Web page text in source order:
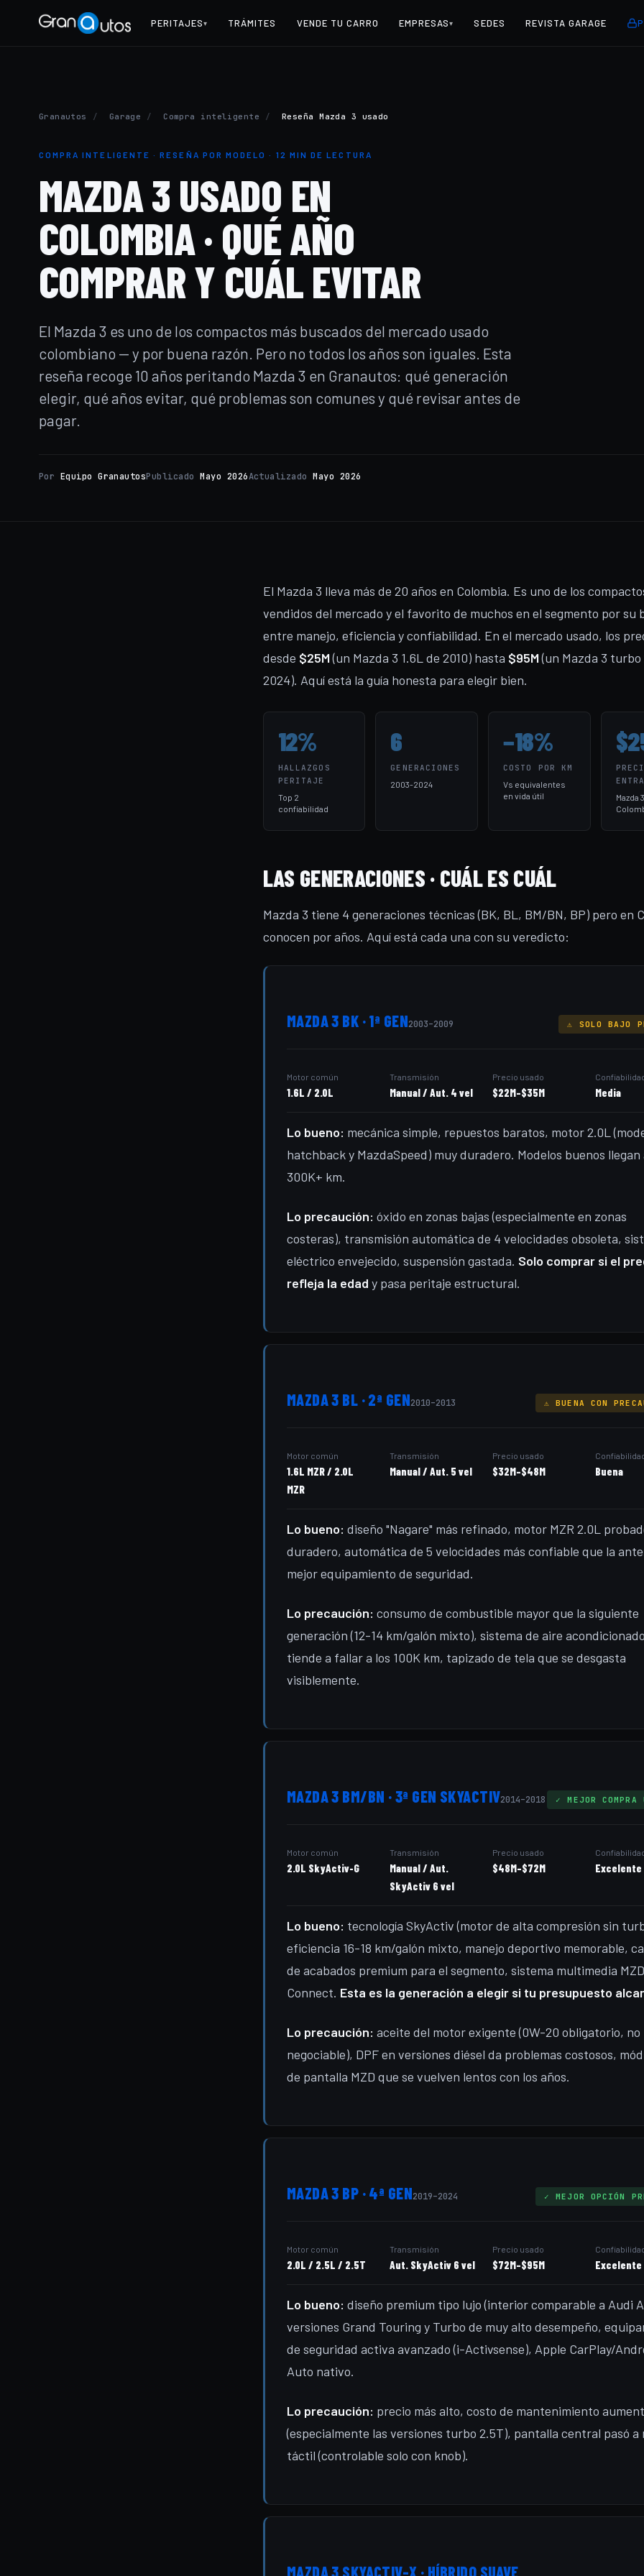
PERITAJES▾ TRÁMITES VENDE TU CARRO EMPRESAS▾ SEDES REVISTA GARAGE
Granautos / Garage / Compra inteligente / Reseña Mazda 3 usado
COMPRA INTELIGENTE · RESEÑA POR MODELO · 12 MIN DE LECTURA
MAZDA 3 USADO EN
COLOMBIA · QUÉ AÑO
COMPRAR Y CUÁL EVITAR
El Mazda 3 es uno de los compactos más buscados del mercado usado
colombiano — y por buena razón. Pero no todos los años son iguales. Esta
reseña recoge 10 años peritando Mazda 3 en Granautos: qué generación
elegir, qué años evitar, qué problemas son comunes y qué revisar antes de
pagar.
Por Equipo GranautosPublicadoMayo 2026ActualizadoMayo 2026
El Mazda 3 lleva más de 20 años en Colombia. Es uno de los
vendidos del mercado y el favorito de muchos en el segmento por su
entre manejo, eficiencia y confiabilidad. En el mercado usado, los
desde $25M(un Mazda 3 1.6L de 2010) hasta $95M(un Mazda 3 turbo
2024). Aquí está la guía honesta para elegir bien.
12%
HALLAZGOS
PERITAJE
Top 2
confiabilidad
6
GENERACIONES
2003-2024
−18%
COSTO POR KM
Vs equivalentes
en vida útil
Mazda
LAS GENERACIONES · CUÁL ES CUÁL
Mazda 3 tiene 4 generaciones técnicas (BK, BL, BM/BN, BP) pero en
conocen por años. Aquí está cada una con su veredicto:
MAZDA 3 BK · 1ª GEN2003–2009 ⚠ SOLO BAJO
Motor común
1.6L / 2.0L
Transmisión
Manual / Aut. 4 vel
Precio usado
$22M–$35M Media
Lo bueno: mecánica simple, repuestos baratos, motor 2.0L
hatchback y MazdaSpeed) muy duradero. Modelos buenos llegan
300K+ km.
Lo precaución: óxido en zonas bajas (especialmente en zonas
costeras), transmisión automática de 4 velocidades obsoleta,
eléctrico envejecido, suspensión gastada. Solo comprar si el
refleja la edad y pasa peritaje estructural.
MAZDA 3 BL · 2ª GEN2010–2013 ⚠ BUENA CON
Motor común
1.6L MZR / 2.0L
MZR
Transmisión
Manual / Aut. 5 vel
Precio usado
$32M–$48M Buena
Lo bueno: diseño "Nagare" más refinado, motor MZR 2.0L
duradero, automática de 5 velocidades más confiable que la
mejor equipamiento de seguridad.
Lo precaución: consumo de combustible mayor que la siguiente
generación (12-14 km/galón mixto), sistema de aire acondicionado
tiende a fallar a los 100K km, tapizado de tela que se desgasta
visiblemente.
MAZDA 3 BM/BN · 3ª GEN SKYACTIV2014–2018 ✓ MEJOR COMPRA
Motor común
2.0L SkyActiv-G
Transmisión
Manual / Aut.
SkyActiv 6 vel
Precio usado
$48M–$72M Excelente
Lo bueno: tecnología SkyActiv (motor de alta compresión sin
eficiencia 16-18 km/galón mixto, manejo deportivo memorable,
de acabados premium para el segmento, sistema multimedia MZD
Connect. Esta es la generación a elegir si tu presupuesto
Lo precaución: aceite del motor exigente (0W-20 obligatorio, no
negociable), DPF en versiones diésel da problemas costosos,
de pantalla MZD que se vuelven lentos con los años.
MAZDA 3 BP · 4ª GEN2019–2024 ✓ MEJOR OPCIÓN
Motor común
2.0L / 2.5L / 2.5T
Transmisión
Aut. SkyActiv 6 vel
Precio usado
$72M–$95M Excelente
Lo bueno: diseño premium tipo lujo (interior comparable a Audi
versiones Grand Touring y Turbo de muy alto desempeño,
de seguridad activa avanzado (i-Activsense), Apple CarPlay/
Auto nativo.
Lo precaución: precio más alto, costo de mantenimiento
(especialmente las versiones turbo 2.5T), pantalla central pasó a
táctil (controlable solo con knob).
MAZDA 3 SKYACTIV-X · HÍBRIDO SUAVE